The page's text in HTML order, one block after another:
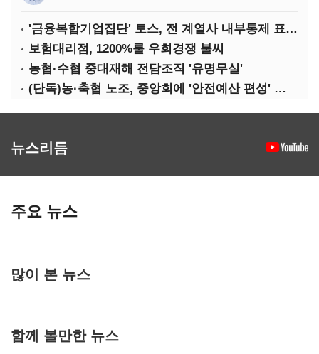
'금융복합기업집단' 토스, 전 계열사 내부통제 표준화
보험대리점, 1200%룰 우회경쟁 불씨
농협·수협 중대재해 전담조직 '유명무실'
(단독)농·축협 노조, 중앙회에 '안전예산 편성' 요구
뉴스리듬
주요 뉴스
많이 본 뉴스
함께 볼만한 뉴스